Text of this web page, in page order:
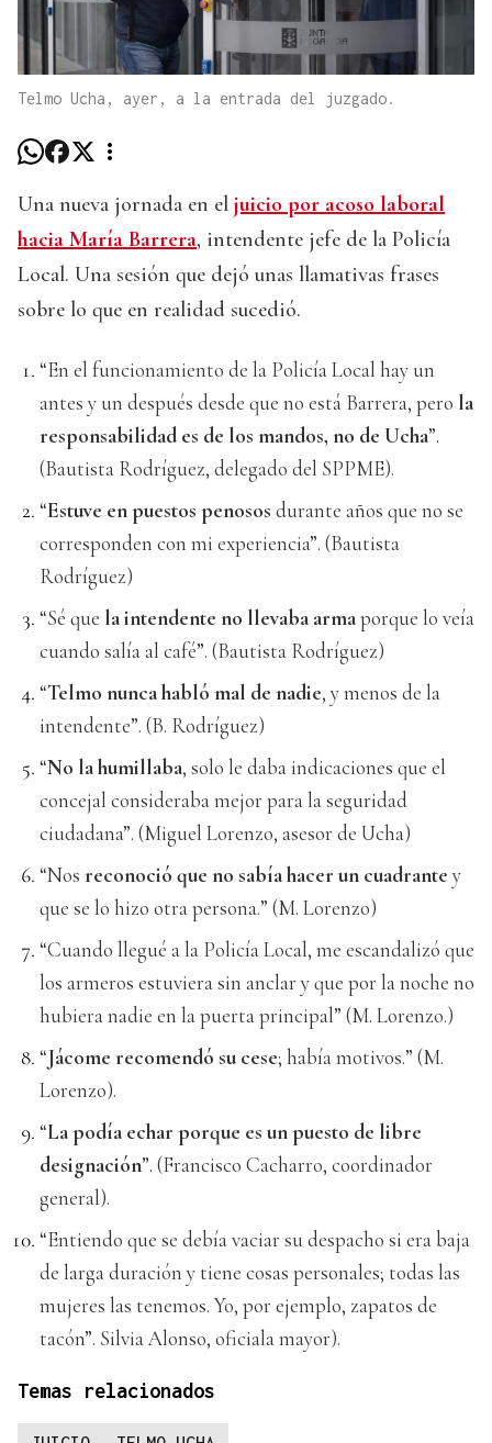
Telmo Ucha, ayer, a la entrada del juzgado.
Una nueva jornada en el juicio por acoso laboral
hacia María Barrera, intendente jefe de la Policía
Local. Una sesión que dejó unas llamativas frases
sobre lo que en realidad sucedió.
“En el funcionamiento de la Policía Local hay un
antes y un después desde que no está Barrera, pero la
responsabilidad es de los mandos, no de Ucha”.
(Bautista Rodríguez, delegado del SPPME).
“Estuve en puestos penosos durante años que no se
corresponden con mi experiencia”. (Bautista
Rodríguez)
“Sé que la intendente no llevaba armaporque lo veía
cuando salía al café”. (Bautista Rodríguez)
“Telmo nunca habló mal de nadie, y menos de la
intendente”. (B. Rodríguez)
“No la humillaba, solo le daba indicaciones que el
concejal consideraba mejor para la seguridad
ciudadana”. (Miguel Lorenzo, asesor de Ucha)
“Nos reconoció que no sabía hacer un cuadrante y
que se lo hizo otra persona.” (M. Lorenzo)
“Cuando llegué a la Policía Local, me escandalizó que
los armeros estuviera sin anclar y que por la noche no
hubiera nadie en la puerta principal” (M. Lorenzo.)
“Jácome recomendó su cese; había motivos.” (M.
Lorenzo).
“La podía echar porque es un puesto de libre
designación”. (Francisco Cacharro, coordinador
general).
“Entiendo que se debía vaciar su despacho si era baja
de larga duración y tiene cosas personales; todas las
mujeres las tenemos. Yo, por ejemplo, zapatos de
tacón”. Silvia Alonso, oficiala mayor).
Temas relacionados